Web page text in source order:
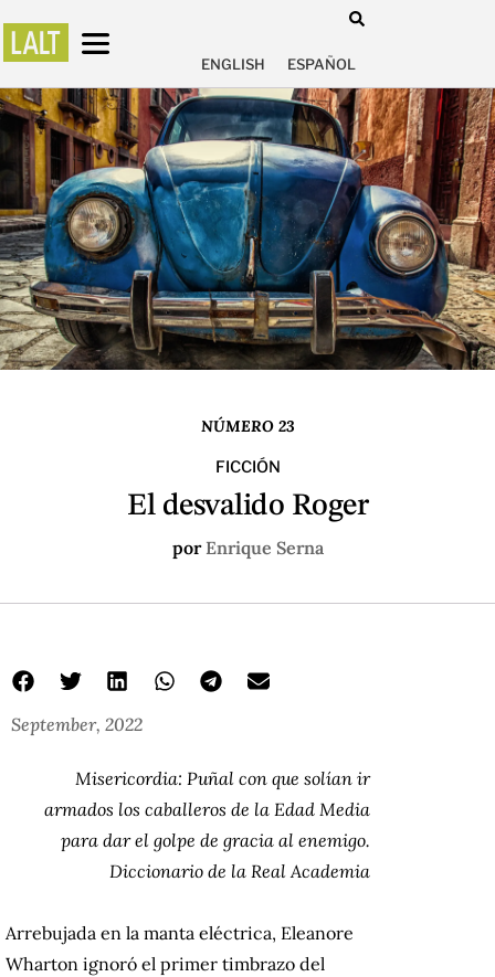
ENGLISH ESPAÑOL
NÚMERO 23
FICCIÓN
El desvalido Roger
por Enrique Serna
September, 2022
Misericordia: Puñal con que solían ir
armados los caballeros de la Edad Media
para dar el golpe de gracia al enemigo.
Diccionario de la Real Academia
Arrebujada en la manta eléctrica, Eleanore
Wharton ignoró el primer timbrazo del